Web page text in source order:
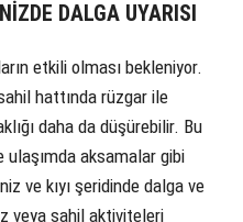
DALGA UYARISI
etkili olması bekleniyor.
hattında rüzgar ile
daha da düşürebilir. Bu
ulaşımda aksamalar gibi
ve kıyı şeridinde dalga ve
veya sahil aktiviteleri